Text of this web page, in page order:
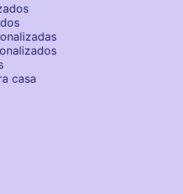
casa